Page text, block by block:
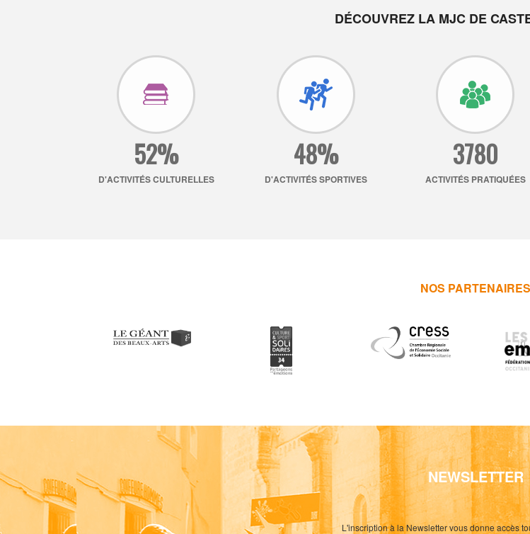
DÉCOUVREZ LA MJC DE
52%
D'ACTIVITÉS CULTURELLES
48%
D'ACTIVITÉS SPORTIVES
3780
ACTIVITÉS PRATIQUÉES
NOS PARTENAIRES
NEWSLETTER
L'inscription à la Newsletter vous donne accès